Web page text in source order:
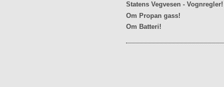
Statens Vegvesen - Vognregler!
Om Propan gass!
Om Batteri!